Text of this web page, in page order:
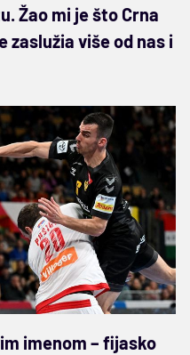
Žao mi je što Crna
zaslužia više od nas i
imenom – fijasko